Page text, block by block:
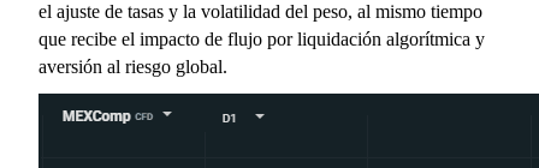
el ajuste de tasas y la volatilidad del peso, al mismo tiempo
que recibe el impacto de flujo por liquidación algorítmica y
aversión al riesgo global.